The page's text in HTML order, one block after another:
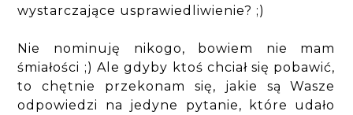
wystarczające usprawiedliwienie? ;)
Nie nominuję nikogo, bowiem nie mam
śmiałości ;) Ale gdyby ktoś chciał się pobawić,
to chętnie przekonam się, jakie są Wasze
odpowiedzi na jedyne pytanie, które udało